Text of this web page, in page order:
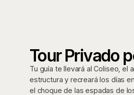
Tour Privado
Tu guía te llevará al Coliseo,
estructura y recreará los días
el choque de las espadas de